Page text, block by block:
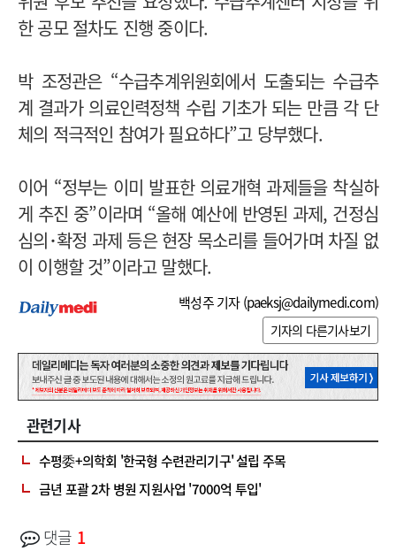
한 공모 절차도 진행 중이다.
박 조정관은 “수급추계위원회에서 도출되는 수급추
계 결과가 의료인력정책 수립 기초가 되는 만큼 각 단
체의 적극적인 참여가 필요하다”고 당부했다.
이어 “정부는 이미 발표한 의료개혁 과제들을 착실하
게 추진 중”이라며 “올해 예산에 반영된 과제, 건정심
심의･확정 과제 등은 현장 목소리를 들어가며 차질 없
이 이행할 것”이라고 말했다.
백성주 기자 (paeksj@dailymedi.com)
기자의 다른기사보기
관련기사
수평委+의학회 '한국형 수련관리기구' 설립 주목
금년 포괄 2차 병원 지원사업 '7000억 투입'
댓글 1